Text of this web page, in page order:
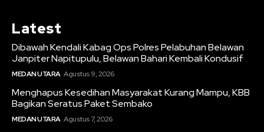
Latest
Dibawah Kendali Kabag Ops Polres Pelabuhan Belawan
Janpiter Napitupulu, Belawan Bahari Kembali Kondusif
MEDAN UTARA Agustus 9, 2026
Menghapus Kesedihan Masyarakat Kurang Mampu, KBB
Bagikan Seratus Paket Sembako
MEDAN UTARA Agustus 7, 2026